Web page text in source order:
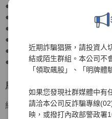
近期詐騙猖獗，請投資人
結或陌生群組。本公司不
「領取飆股」、「明牌體
如果您發現社群媒體中有
請洽本公司反詐騙專線
映，或撥打內政部警政署
● 元大銀行董事
● 元大期貨董事長
● 期貨交易所董事、監察人
● 寶來證券董事
● 國際票券金融董事
● 國票金控董事
馬瑞辰
經歷